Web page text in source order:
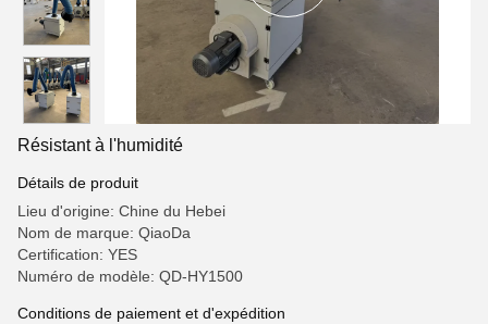
Résistant à l'humidité
Détails de produit
Lieu d'origine: Chine du Hebei
Nom de marque: QiaoDa
Certification: YES
Numéro de modèle: QD-HY1500
Conditions de paiement et d'expédition